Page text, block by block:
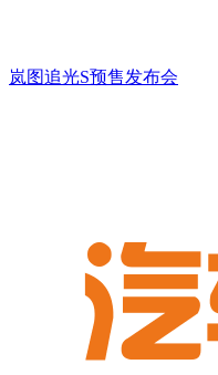
岚图追光S预售发布会